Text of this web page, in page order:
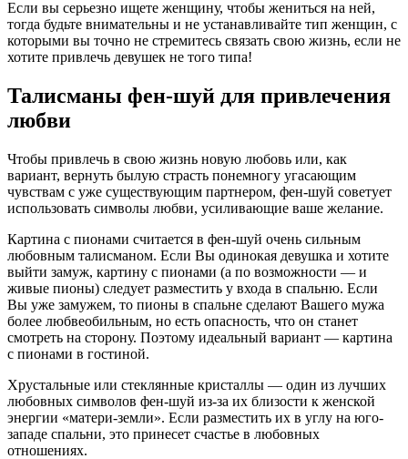
Если вы серьезно ищете женщину, чтобы жениться на ней,
тогда будьте внимательны и не устанавливайте тип женщин, с
которыми вы точно не стремитесь связать свою жизнь, если не
хотите привлечь девушек не того типа!
Талисманы фен-шуй для привлечения
любви
Чтобы привлечь в свою жизнь новую любовь или, как
вариант, вернуть былую страсть понемногу угасающим
чувствам с уже существующим партнером, фен-шуй советует
использовать символы любви, усиливающие ваше желание.
Картина с пионами считается в фен-шуй очень сильным
любовным талисманом. Если Вы одинокая девушка и хотите
выйти замуж, картину с пионами (а по возможности — и
живые пионы) следует разместить у входа в спальню. Если
Вы уже замужем, то пионы в спальне сделают Вашего мужа
более любвеобильным, но есть опасность, что он станет
смотреть на сторону. Поэтому идеальный вариант — картина
с пионами в гостиной.
Хрустальные или стеклянные кристаллы — один из лучших
любовных символов фен-шуй из-за их близости к женской
энергии «матери-земли». Если разместить их в углу на юго-
западе спальни, это принесет счастье в любовных
отношениях.